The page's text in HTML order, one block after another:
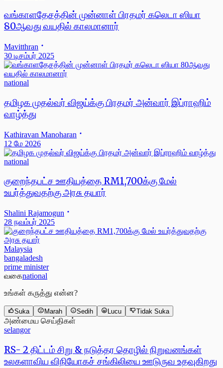
வங்காளதேசத்தின் முன்னாள் பிரதமர் கலெடா ஸியா
80ஆவது வயதில் காலமானார்
Mavitthran
30 டிசம்பர் 2025
national
தமிழக முதல்வர் விஜய்க்கு பிரதமர் அன்வார் இப்ராஹிம்
வாழ்த்து
Kathiravan Manoharan
12 மே 2026
national
குறைந்தபட்ச ஊதியத்தை RM1,700க்கு மேல்
உயர்த்துவதற்கு அரசு தயார்
Shalini Rajamogun
28 நவம்பர் 2025
Malaysia
bangaladesh
prime minister
வகைnational
உங்கள் கருத்து என்ன?
Suka Marah Sedih Lucu Tidak Suka
அண்மைய செய்திகள்
selangor
RS- 2 திட்டம் சிறு & நடுத்தர தொழில் நிறுவனங்கள்
உலகளாவிய விநியோகச் சங்கிலியை ஊடுருவ உதவுகிறது